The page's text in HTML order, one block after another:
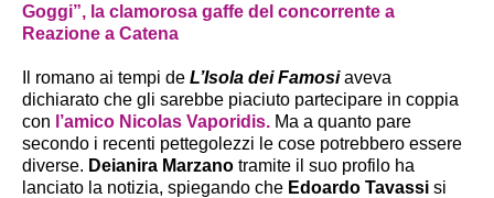
Goggi”, la clamorosa gaffe del concorrente a
Reazione a Catena
Il romano ai tempi de L’Isola dei Famosiaveva
dichiarato che gli sarebbe piaciuto partecipare in coppia
con l’amico Nicolas Vaporidis. Ma a quanto pare
secondo i recenti pettegolezzi le cose potrebbero essere
diverse. Deianira Marzano tramite il suo profilo ha
lanciato la notizia, spiegando che Edoardo Tavassi si